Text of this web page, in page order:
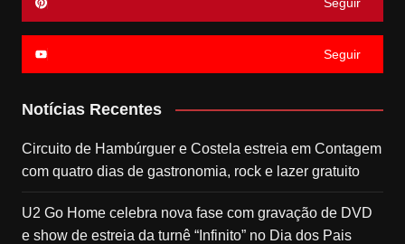
Seguir
Notícias Recentes
Circuito de Hambúrguer e Costela estreia em Contagem
com quatro dias de gastronomia, rock e lazer gratuito
U2 Go Home celebra nova fase com gravação de DVD
e show de estreia da turnê “Infinito” no Dia dos Pais